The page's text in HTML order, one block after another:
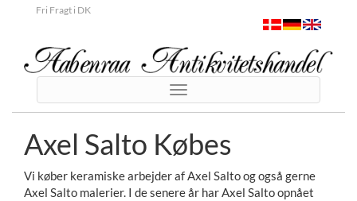
Fri Fragt i DK
Toggle
navigation
Axel Salto Købes
Vi køber keramiske arbejder af Axel Salto og også gerne
Axel Salto malerier. I de senere år har Axel Salto opnået